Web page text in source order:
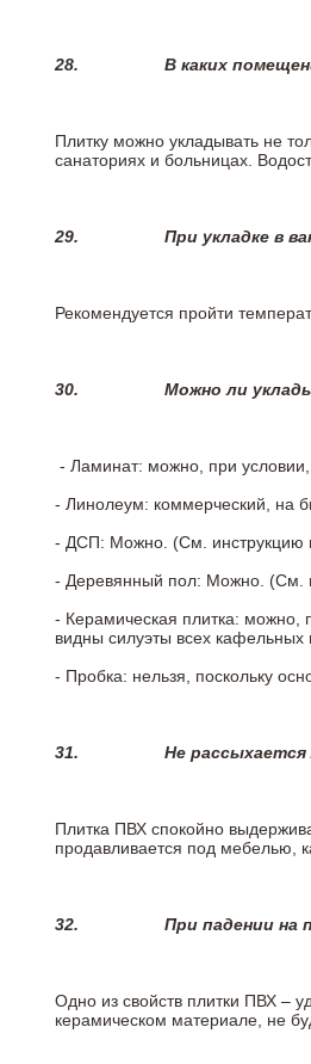
28. В каких
Плитку можно укладывать не
санаториях и больницах.
29. При укладке в
Рекомендуется пройти
30. Можно ли
- Ламинат: можно, при
- Линолеум: коммерческий, на
- ДСП: Можно. (См. инструкцию
- Деревянный пол: Можно. (См.
- Керамическая плитка: можно,
видны силуэты всех кафельных
- Пробка: нельзя, поскольку
31. Не
Плитка ПВХ спокойно
продавливается под мебелью,
32. При падении на
Одно из свойств плитки ПВХ –
керамическом материале, не